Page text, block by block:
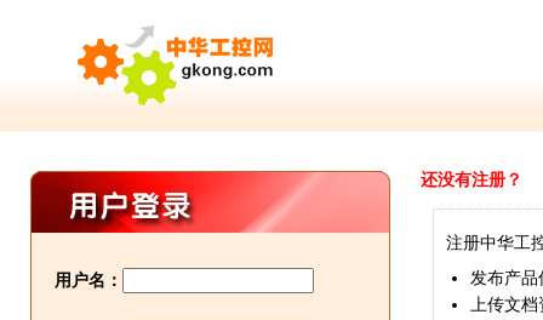
用户名：
还没有注册？
注册中华工
发布产品
上传文档